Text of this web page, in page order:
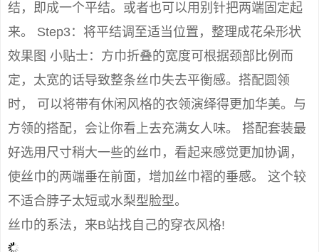
结，即成一个平结。或者也可以用别针把两端固定起
来。 Step3：将平结调至适当位置，整理成花朵形状
效果图 小贴士：方巾折叠的宽度可根据颈部比例而
定，太宽的话导致整条丝巾失去平衡感。搭配圆领
时， 可以将带有休闲风格的衣领演绎得更加华美。与
方领的搭配，会让你看上去充满女人味。 搭配套装最
好选用尺寸稍大一些的丝巾，看起来感觉更加协调，
使丝巾的两端垂在前面，增加丝巾褶的垂感。 这个较
不适合脖子太短或水梨型脸型。
丝巾的系法，来B站找自己的穿衣风格!